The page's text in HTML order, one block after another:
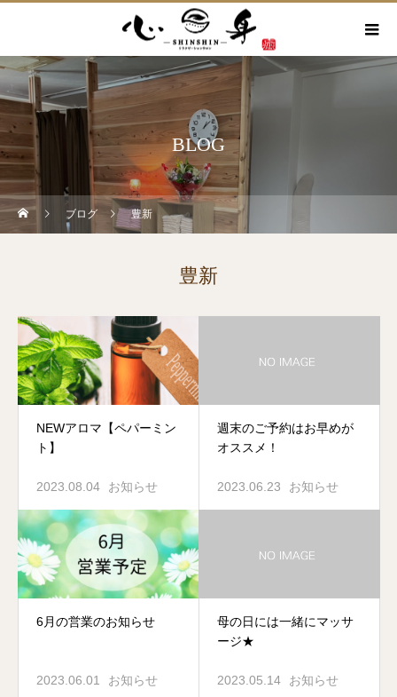
BLOG
ブログ 豊新
豊新
NEWアロマ【ペパーミン
ト】
2023.08.04 お知らせ
週末のご予約はお早めが
オススメ！
2023.06.23 お知らせ
6月の営業のお知らせ
2023.06.01 お知らせ
母の日には一緒にマッサ
ージ★
2023.05.14 お知らせ